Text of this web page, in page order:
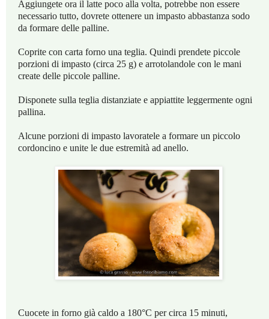
Aggiungete ora il latte poco alla volta, potrebbe non essere
necessario tutto, dovrete ottenere un impasto abbastanza sodo
da formare delle palline.
Coprite con carta forno una teglia. Quindi prendete piccole
porzioni di impasto (circa 25 g) e arrotolandole con le mani
create delle piccole palline.
Disponete sulla teglia distanziate e appiattite leggermente ogni
pallina.
Alcune porzioni di impasto lavoratele a formare un piccolo
cordoncino e unite le due estremità ad anello.
Cuocete in forno già caldo a 180°C per circa 15 minuti,